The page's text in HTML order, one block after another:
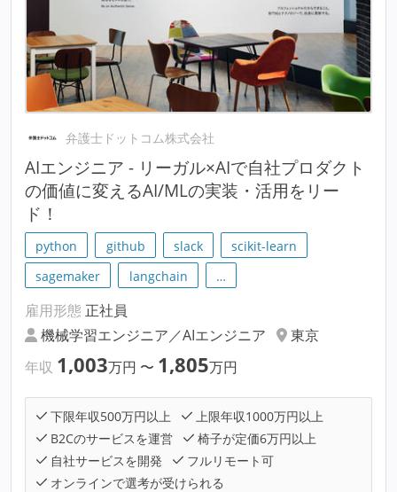
弁護士ドットコム株式会社
AIエンジニア - リーガル×AIで自社プロダクト
の価値に変えるAI/MLの実装・活用をリー
ド！
python github slack
scikit-learn
sagemaker
langchain …
雇用形態 正社員
機械学習エンジニア／AIエンジニア
東京
年収 1,003万円 〜 1,805万円
下限年収500万円以上
上限年収1000万円以上
B2Cのサービスを運営
椅子が定価6万円以上
自社サービスを開発
フルリモート可
オンラインで選考が受けられる